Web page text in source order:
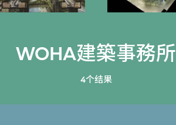
WOHA建築事務所
4个结果